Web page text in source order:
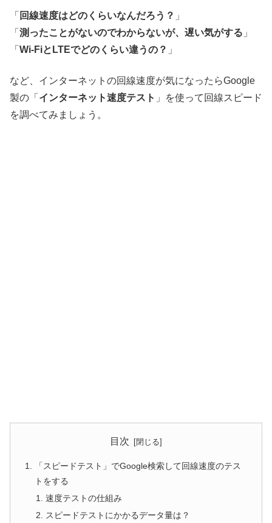
「 回線速度はどのくらいなんだろう？ 」
「 測ったことがないのでわからないが、遅い気がする 」
「 Wi-FiとLTEでどのくらい違うの？ 」
など、インターネットの回線速度が気になったらGoogle
製の「 インターネット速度テスト 」を使って回線スピード
を調べてみましょう。
目次
「スピードテスト」でGoogle検索して回線速度のテス
トをする
速度テストの仕組み
スピードテストにかかるデータ量は？